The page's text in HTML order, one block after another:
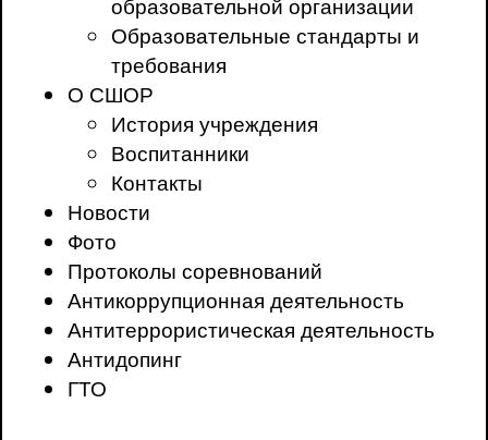
Образовательные стандарты и
требования
О СШОР
История учреждения
Воспитанники
Контакты
Новости
Фото
Протоколы соревнований
Антикоррупционная деятельность
Антитеррористическая деятельность
Антидопинг
ГТО